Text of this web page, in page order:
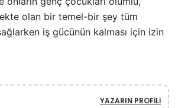
olan bir temel-bir şey tüm
iş gücünün kalması için izin
YAZARIN PROFILI